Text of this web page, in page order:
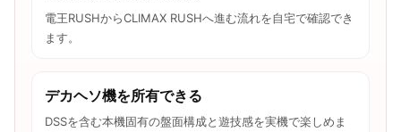
電王RUSHからCLIMAX RUSHへ進む流れを自宅で確認でき
ます。
デカヘソ機を所有できる
DSSを含む本機固有の盤面構成と遊技感を実機で楽しめま